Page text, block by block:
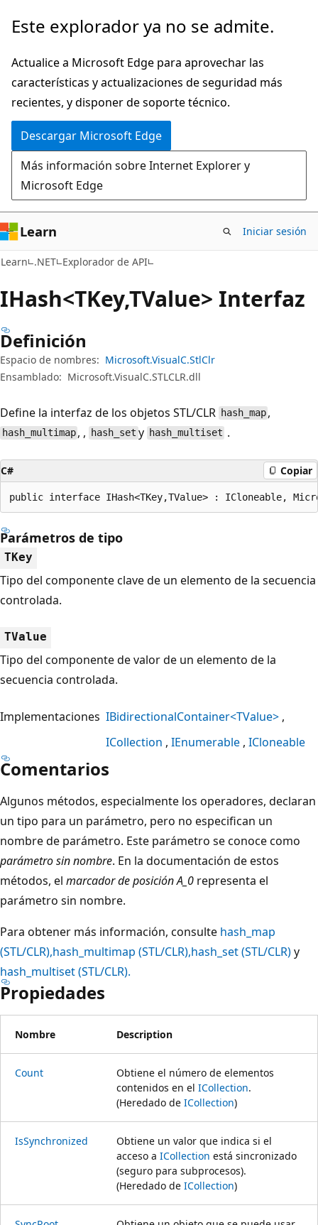
Ir
contenido
principal
Ir
la
navegación
en
la
página
Este explorador ya no se admite.
Actualice a Microsoft Edge para aprovechar las
características y actualizaciones de seguridad más
recientes, y disponer de soporte técnico.
Descargar Microsoft Edge
Más información sobre Internet Explorer y
Microsoft Edge
Learn Iniciar sesión
Learn .NET Explorador de API
IHash<TKey,TValue> Interfaz
Definición
Espacio de nombres: Microsoft.VisualC.StlClr
Ensamblado: Microsoft.VisualC.STLCLR.dll
Define la interfaz de los objetos STL/CLR hash_map ,
hash_multimap , , hash_set y hash_multiset .
C# Copiar
public interface IHash<TKey,TValue> : ICloneable,
Parámetros de tipo
TKey
Tipo del componente clave de un elemento de la secuencia
controlada.
TValue
Tipo del componente de valor de un elemento de la
secuencia controlada.
Implementaciones IBidirectionalContainer<TValue>
ICollection IEnumerable ICloneable
Comentarios
Algunos métodos, especialmente los operadores, declaran
un tipo para un parámetro, pero no especifican un
nombre de parámetro. Este parámetro se conoce como
parámetro sin nombre. En la documentación de estos
métodos, el marcador de posición A_0 representa el
parámetro sin nombre.
Para obtener más información, consulte hash_map
(STL/CLR),hash_multimap (STL/CLR),hash_set (STL/CLR)y
hash_multiset (STL/CLR).
Propiedades
Nombre Description
Count
Obtiene el número de elementos
contenidos en el ICollection.
(Heredado de ICollection)
IsSynchronized
Obtiene un valor que indica si el
acceso a ICollection está sincronizado
(seguro para subprocesos).
(Heredado de ICollection)